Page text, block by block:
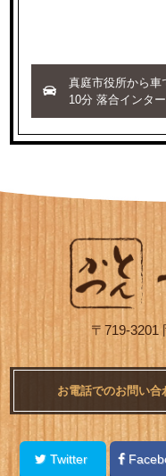
真庭市役所から車
10分 落合インタ
〒719-3201
お電話でのお問い合
Twitter